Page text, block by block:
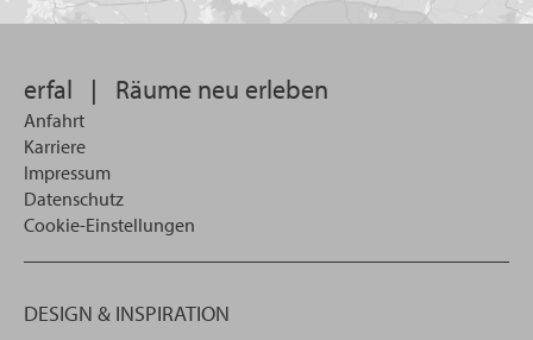
suchen
erfal | Räume neu erleben
Anfahrt
Karriere
Impressum
Datenschutz
Cookie-Einstellungen
DESIGN & INSPIRATION